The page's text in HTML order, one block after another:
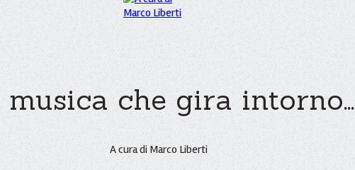
che gira intorno...
A cura di Marco Liberti